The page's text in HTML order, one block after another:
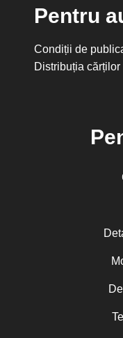
Pentru
Condiții de
Distribuția cărților